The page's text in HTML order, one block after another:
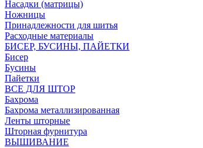
Насадки (матрицы)
Ножницы
Принадлежности для шитья
Расходные материалы
БИСЕР, БУСИНЫ, ПАЙЕТКИ
Бисер
Бусины
Пайетки
ВСЕ ДЛЯ ШТОР
Бахрома
Бахрома металлизированная
Ленты шторные
Шторная фурнитура
ВЫШИВАНИЕ